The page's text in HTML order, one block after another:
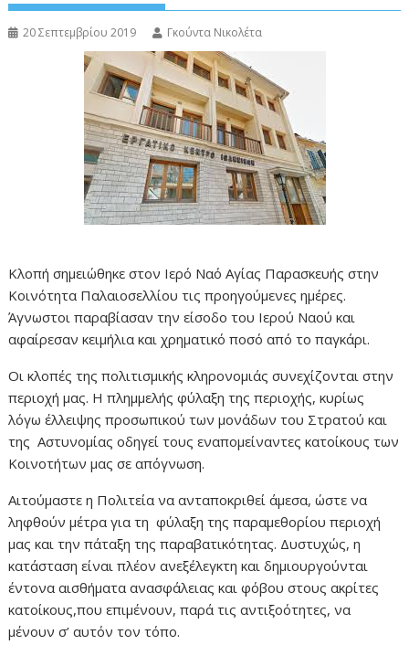
20 Σεπτεμβρίου 2019 Γκούντα Νικολέτα
Κλοπή σημειώθηκε στον Ιερό Ναό Αγίας Παρασκευής στην
Κοινότητα Παλαιοσελλίου τις προηγούμενες ημέρες.
Άγνωστοι παραβίασαν την είσοδο του Ιερού Ναού και
αφαίρεσαν κειμήλια και χρηματικό ποσό από το παγκάρι.
Οι κλοπές της πολιτισμικής κληρονομιάς συνεχίζονται στην
περιοχή μας. Η πλημμελής φύλαξη της περιοχής, κυρίως
λόγω έλλειψης προσωπικού των μονάδων του Στρατού και
της Αστυνομίας οδηγεί τους εναπομείναντες κατοίκους των
Κοινοτήτων μας σε απόγνωση.
Αιτούμαστε η Πολιτεία να ανταποκριθεί άμεσα, ώστε να
ληφθούν μέτρα για τη φύλαξη της παραμεθορίου περιοχή
μας και την πάταξη της παραβατικότητας. Δυστυχώς, η
κατάσταση είναι πλέον ανεξέλεγκτη και δημιουργούνται
έντονα αισθήματα ανασφάλειας και φόβου στους ακρίτες
κατοίκους,που επιμένουν, παρά τις αντιξοότητες, να
μένουν σ’ αυτόν τον τόπο.